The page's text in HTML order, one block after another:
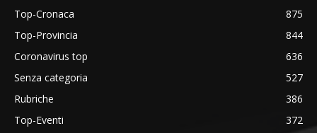
Top-Cronaca
875
Top-Provincia
844
Coronavirus top
636
Senza categoria
527
Rubriche
386
Top-Eventi
372